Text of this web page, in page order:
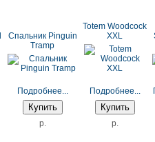
Спальник Pinguin
Tramp
Подробнее...
p.
Totem Woodcock
XXL
Подробнее...
p.